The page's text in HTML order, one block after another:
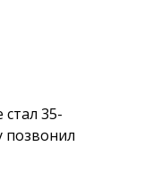
35-
позвонил